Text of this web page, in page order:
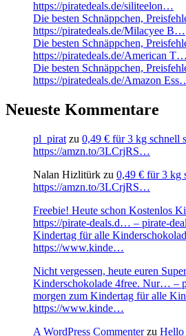
https://piratedeals.de/siliteelon…
Die besten Schnäppchen,
https://piratedeals.de/Milacyee B…
Die besten Schnäppchen,
https://piratedeals.de/American T…
Die besten Schnäppchen,
https://piratedeals.de/Amazon
Neueste Kommentare
pl_pirat zu 0,49 € für 3 kg schnell
https://amzn.to/3LCrjRS…
Nalan Hizlitürk zu 0,49 € für 3 kg
https://amzn.to/3LCrjRS…
Freebie! Heute schon Kostenlos
https://pirate-deals.d… – pirate-
Kindertag für alle
https://www.kinde…
Nicht vergessen, heute euren
Kinderschokolade 4free. Nur… –
morgen zum Kindertag für alle
https://www.kinde…
A WordPress Commenterzu